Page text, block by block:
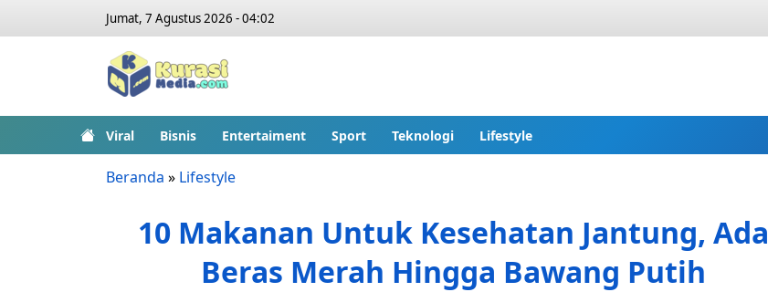
Jumat, 7 Agustus 2026 - 04:02
Viral Bisnis Entertaiment Sport Teknologi Lifestyle
Beranda » Lifestyle
10 Makanan Untuk Kesehatan Jantung, Ada
Beras Merah Hingga Bawang Putih